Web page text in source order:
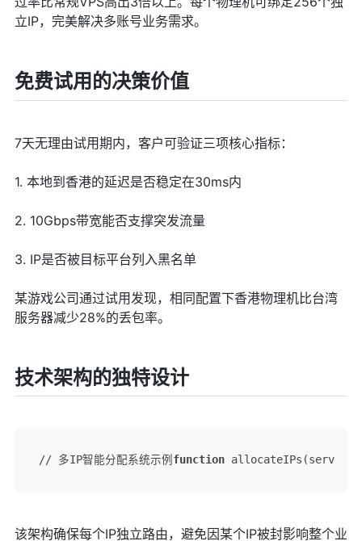
立IP，完美解决多账号业务需求。
免费试用的决策价值
7天无理由试用期内，客户可验证三项核心指标：
1. 本地到香港的延迟是否稳定在30ms内
2. 10Gbps带宽能否支撑突发流量
3. IP是否被目标平台列入黑名单
某游戏公司通过试用发现，相同配置下香港物理机比台湾
服务器减少28%的丢包率。
技术架构的独特设计
// 多IP智能分配系统示例 function allocateIPs(server)
该架构确保每个IP独立路由，避免因某个IP被封影响整个业